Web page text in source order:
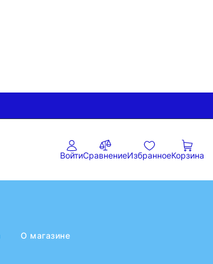
ВойтиСравнениеИзбранноеКорзина
О магазине